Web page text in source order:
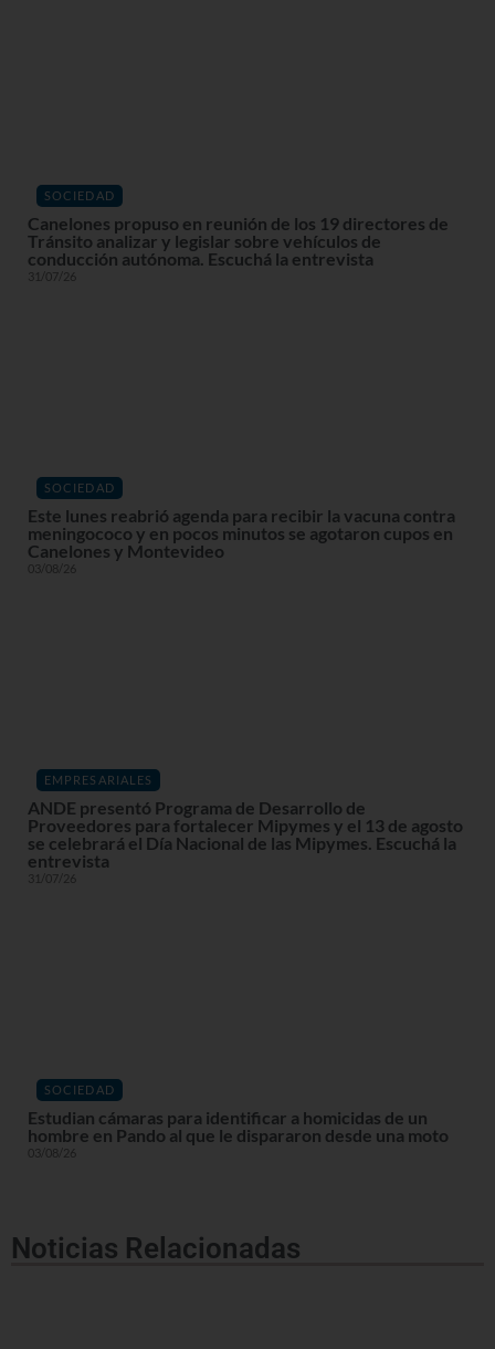
SOCIEDAD
Canelones propuso en reunión de los 19 directores de
Tránsito analizar y legislar sobre vehículos de
conducción autónoma. Escuchá la entrevista
31/07/26
SOCIEDAD
Este lunes reabrió agenda para recibir la vacuna contra
meningococo y en pocos minutos se agotaron cupos en
Canelones y Montevideo
03/08/26
EMPRESARIALES
ANDE presentó Programa de Desarrollo de
Proveedores para fortalecer Mipymes y el 13 de agosto
se celebrará el Día Nacional de las Mipymes. Escuchá la
entrevista
31/07/26
SOCIEDAD
Estudian cámaras para identificar a homicidas de un
hombre en Pando al que le dispararon desde una moto
03/08/26
Noticias Relacionadas